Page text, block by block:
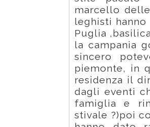
marcello
leghisti
Puglia
la campania
sincero
piemonte, in
residenza il
dagli eventi
famiglia e
stivale ?)poi